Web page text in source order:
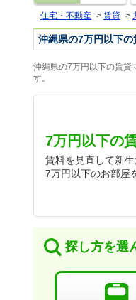
住宅・不動産 > 賃貸 >
沖縄県の7万円以下
沖縄県の7万円以下の賃貸
す。
7万円以下の
賃料を見直して新生
7万円以下のお部屋
探し方を選